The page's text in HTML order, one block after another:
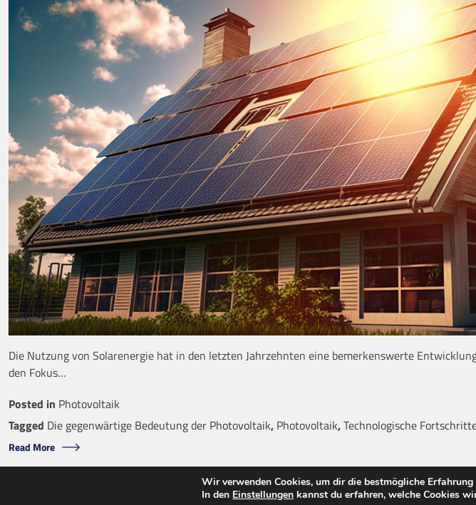
Die Nutzung von Solarenergie hat in den letzten Jahrzehnten eine bemerkenswerte
den Fokus…
Posted in Photovoltaik
Tagged Die gegenwärtige Bedeutung der Photovoltaik, Photovoltaik,Technologische
Read More
Copyright © 2026Energie Vergleich.Impressum|
Wir verwenden Cookies, um dir die bestmögliche
In den Einstellungen kannst du erfahren, welche Cookies